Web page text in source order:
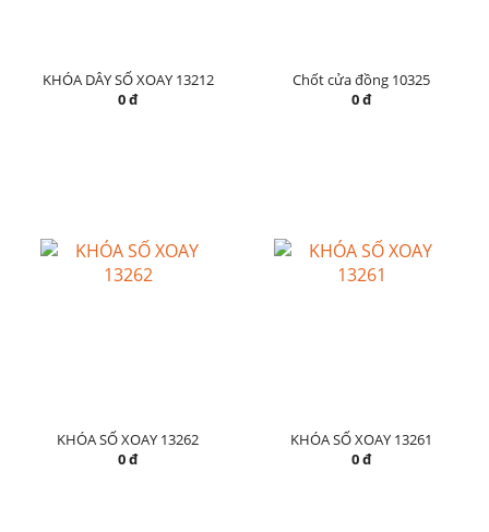
KHÓA DÂY SỐ XOAY 13212
0 đ
Chốt cửa đồng 10325
0 đ
KHÓA SỐ XOAY 13262
0 đ
KHÓA SỐ XOAY 13261
0 đ